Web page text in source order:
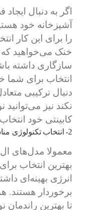
اگر به دنبال
آشپزخانه خود
را برای این کار
خنک می‌خواهید که
سازگاری داشته
انتخاب برای شما
دنبال ترکیبی
نکند نیز
کابینتی خود
2- انتخاب تکنولوژی مناسب برای خرید
معمولا مدل‌های
بهترین انتخاب
انرژی بهینه‌ای
برخوردار
تا بهترین راندمان